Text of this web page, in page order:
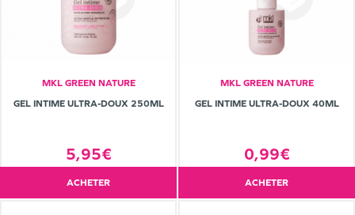
MKL GREEN NATURE
GEL INTIME ULTRA-DOUX 250ML
5,95€
ACHETER
MKL GREEN NATURE
GEL INTIME ULTRA-DOUX 40ML
0,99€
ACHETER